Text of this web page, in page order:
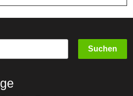
Suchen